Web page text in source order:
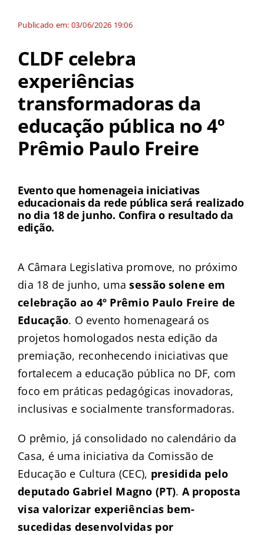
Publicado em: 03/06/2026 19:06
CLDF celebra
experiências
transformadoras da
educação pública no 4º
Prêmio Paulo Freire
Evento que homenageia iniciativas
educacionais da rede pública será realizado
no dia 18 de junho. Confira o resultado da
edição.
A Câmara Legislativa promove, no próximo
dia 18 de junho, uma sessão solene em
celebração ao 4º Prêmio Paulo Freire de
Educação. O evento homenageará os
projetos homologados nesta edição da
premiação, reconhecendo iniciativas que
fortalecem a educação pública no DF, com
foco em práticas pedagógicas inovadoras,
inclusivas e socialmente transformadoras.
O prêmio, já consolidado no calendário da
Casa, é uma iniciativa da Comissão de
Educação e Cultura (CEC), presidida pelo
deputado Gabriel Magno (PT). A proposta
visa valorizar experiências bem-
sucedidas desenvolvidas por